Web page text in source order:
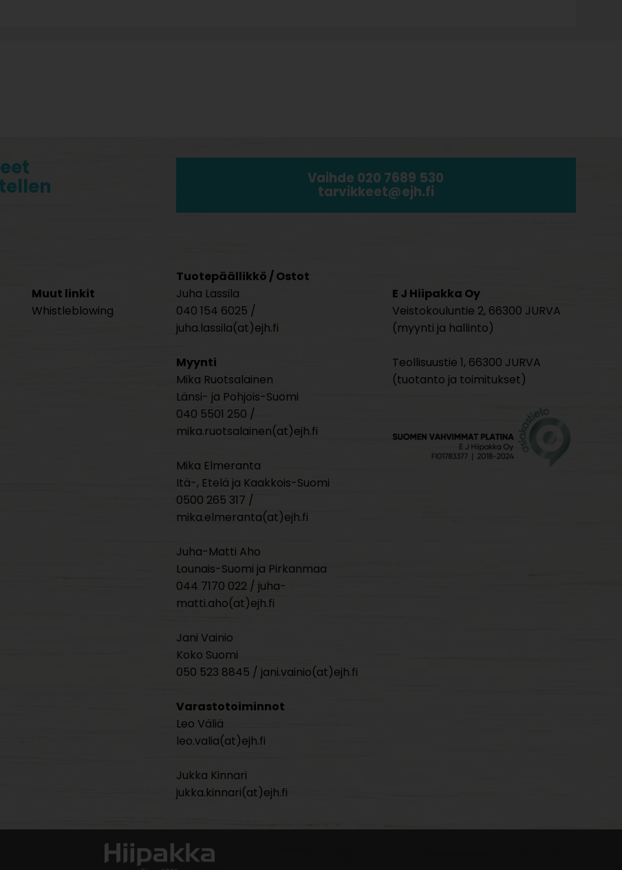
Vaihde 020 7689 530
tarvikkeet@ejh.fi
Muut linkit
Whistleblowing
Tuotepäällikkö / Ostot
Juha Lassila
040 154 6025 /
juha.lassila(at)ejh.fi
Myynti
Mika Ruotsalainen
Länsi- ja Pohjois-Suomi
040 5501 250 /
mika.ruotsalainen(at)ejh.fi
Mika Elmeranta
Itä-, Etelä ja Kaakkois-Suomi
0500 265 317 /
mika.elmeranta(at)ejh.fi
Juha-Matti Aho
Lounais-Suomi ja Pirkanmaa
044 7170 022 / juha-
matti.aho(at)ejh.fi
Jani Vainio
Koko Suomi
050 523 8845 / jani.vainio(at)ejh.fi
Varastotoiminnot
Leo Väliä
leo.valia(at)ejh.fi
Jukka Kinnari
jukka.kinnari(at)ejh.fi
E J Hiipakka Oy
Veistokouluntie 2, 66300 JURVA
(myynti ja hallinto)
Teollisuustie 1, 66300 JURVA
(tuotanto ja toimitukset)